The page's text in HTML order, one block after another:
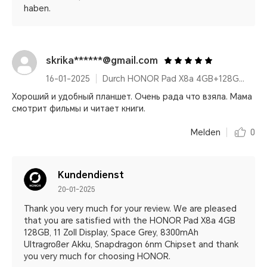
haben.
skrika******@gmail.com
16-01-2025
Durch HONOR Pad X8a 4GB+128GB, 11 Zoll Display, Space Grey, 8300mAh Ultragroßer Akku, Snapdragon 6nm Chipset
Хороший и удобный планшет. Очень рада что взяла. Мама
смотрит фильмы и читает книги.
Melden 0
Kundendienst
20-01-2025
Thank you very much for your review. We are pleased
that you are satisfied with the HONOR Pad X8a 4GB
128GB, 11 Zoll Display, Space Grey, 8300mAh
Ultragroßer Akku, Snapdragon 6nm Chipset and thank
you very much for choosing HONOR.